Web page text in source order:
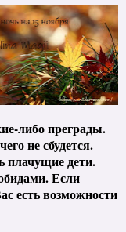
либо преграды.
не сбудется.
плачущие дети.
Если
есть возможности